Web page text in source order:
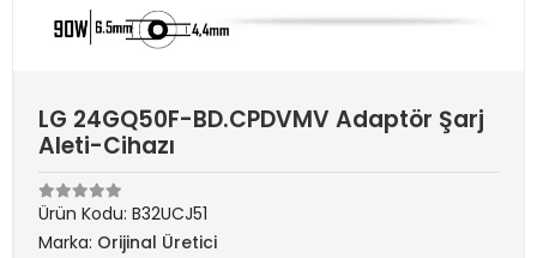
LG 24GQ50F-BD.CPDVMV Adaptör Şarj
Aleti-Cihazı
Ürün Kodu: B32UCJ51
Marka: Orijinal Üretici